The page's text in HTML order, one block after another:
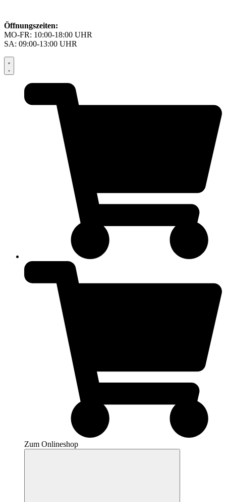
Öffnungszeiten:
MO-FR: 10:00-18:00 UHR
SA: 09:00-13:00 UHR
Zum Onlineshop